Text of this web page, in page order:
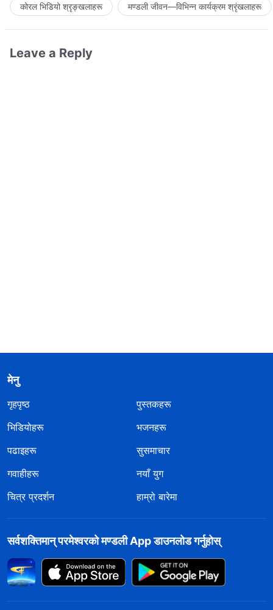
कोरल भिडियो श्रृङ्खलाहरू मण्डली जीवन—विभिन्‍न कार्यक्रम श्रृंखलाहरू
Leave a Reply
मेनु
गृहपृष्ठ
पुस्तकहरू
भिडियोहरू
भजनहरू
पढाइहरू
सुसमाचार
गवाहीहरू
नयाँ युग
चित्र प्रदर्शन
हाम्रो बारेमा
सर्वशक्तिमान्‌ परमेश्‍वरको मण्डली App डाउनलोड गर्नुहोस्